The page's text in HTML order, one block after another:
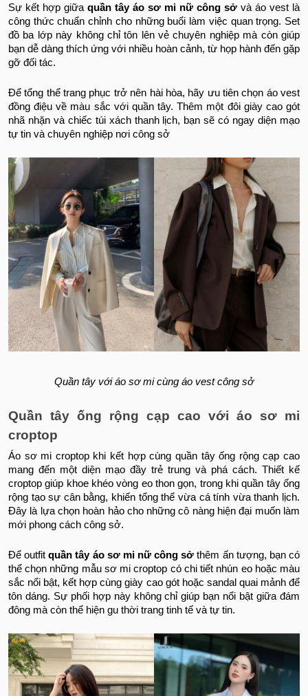
Sự kết hợp giữa quần tây áo sơ mi nữ công sở và áo vest là
công thức chuẩn chỉnh cho những buổi làm việc quan trọng. Set
đồ ba lớp này không chỉ tôn lên vẻ chuyên nghiệp mà còn giúp
bạn dễ dàng thích ứng với nhiều hoàn cảnh, từ họp hành đến gặp
gỡ đối tác.
Để tổng thể trang phục trở nên hài hòa, hãy ưu tiên chọn áo vest
đồng điệu về màu sắc với quần tây. Thêm một đôi giày cao gót
nhã nhặn và chiếc túi xách thanh lịch, bạn sẽ có ngay diện mạo
tự tin và chuyên nghiệp nơi công sở
Quần tây với áo sơ mi cùng áo vest công sở
Quần tây ống rộng cạp cao với áo sơ mi
croptop
Áo sơ mi croptop khi kết hợp cùng quần tây ống rộng cạp cao
mang đến một diện mạo đầy trẻ trung và phá cách. Thiết kế
croptop giúp khoe khéo vòng eo thon gọn, trong khi quần tây ống
rộng tạo sự cân bằng, khiến tổng thể vừa cá tính vừa thanh lịch.
Đây là lựa chọn hoàn hảo cho những cô nàng hiện đại muốn làm
mới phong cách công sở.
Để outfitquần tây áo sơ mi nữ công sởthêm ấn tượng, bạn có
thể chọn những mẫu sơ mi croptop có chi tiết nhún eo hoặc màu
sắc nổi bật, kết hợp cùng giày cao gót hoặc sandal quai mảnh để
tôn dáng. Sự phối hợp này không chỉ giúp bạn nổi bật giữa đám
đông mà còn thể hiện gu thời trang tinh tế và tự tin.